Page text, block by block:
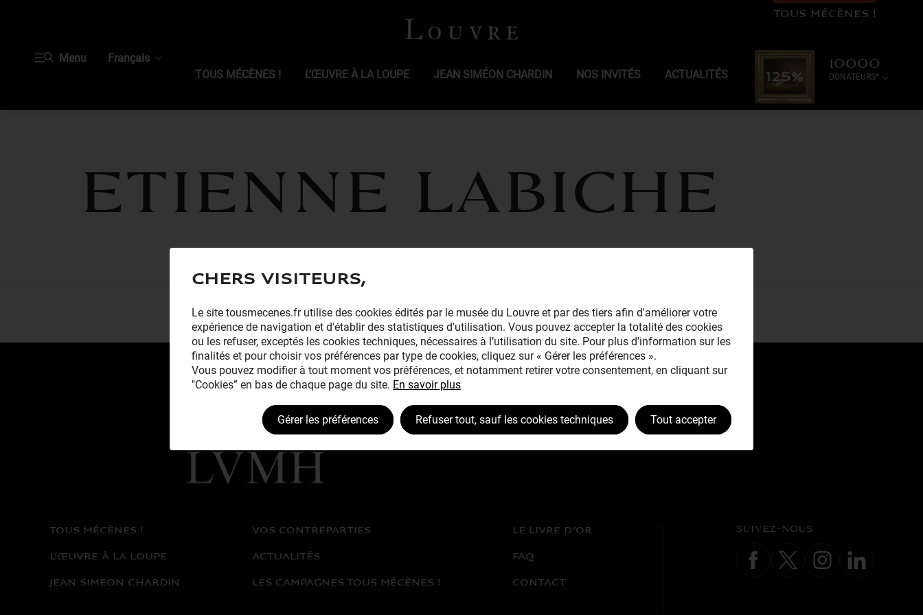
TOUS MÉCÈNES !
Menu
Français
TOUS MÉCÈNES !
L’ŒUVRE À LA LOUPE JEAN SIMÉON CHARDIN NOS INVITÉS ACTUALITÉS 125%
10000
DONATEURS*
Etienne LABICHE
Avec le mécénat
TOUS MÉCÈNES !
L’ŒUVRE À LA LOUPE
JEAN SIMEON CHARDIN
VOS CONTREPARTIES
ACTUALITÉS
LES CAMPAGNES TOUS MÉCÈNES !
LE LIVRE D’OR
FAQ
CONTACT
SUIVEZ-NOUS
Chers visiteurs,
Le site tousmecenes.fr utilise des cookies édités par le musée du Louvre et par des tiers afin d'améliorer votre
expérience de navigation et d'établir des statistiques d'utilisation. Vous pouvez accepter la totalité des cookies
ou les refuser, exceptés les cookies techniques, nécessaires à l’utilisation du site. Pour plus d’information sur les
finalités et pour choisir vos préférences par type de cookies, cliquez sur « Gérer les préférences ».
Vous pouvez modifier à tout moment vos préférences, et notamment retirer votre consentement, en cliquant sur
"Cookies” en bas de chaque page du site. En savoir plus
Gérer les préférences Refuser tout, sauf les cookies techniques Tout accepter